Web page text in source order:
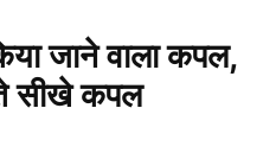
जाने वाला कपल,
सीखे कपल